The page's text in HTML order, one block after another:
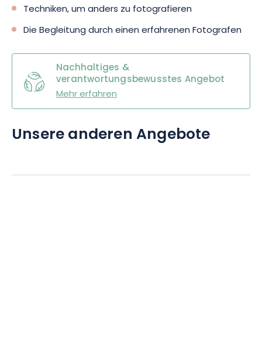
Techniken, um anders zu fotografieren
Die Begleitung durch einen erfahrenen Fotografen
Nachhaltiges &
verantwortungsbewusstes Angebot
Mehr erfahren
Unsere anderen Angebote